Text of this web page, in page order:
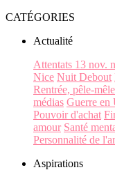
CATÉGORIES
Actualité
Attentats 13 nov.
Nice Nuit Debout
Rentrée, pêle-mêle
médias Guerre en
Pouvoir d'achat
amour Santé
Personnalité de
Aspirations